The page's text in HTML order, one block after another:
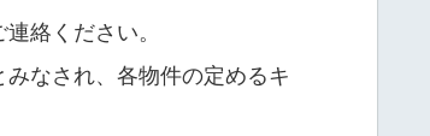
絡ください。
なされ、各物件の定めるキ